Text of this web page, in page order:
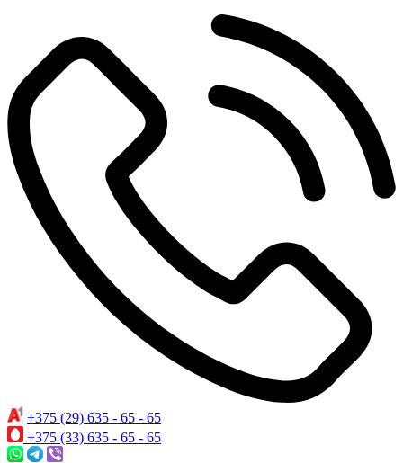
+375 (29) 635 - 65 - 65
+375 (33) 635 - 65 - 65